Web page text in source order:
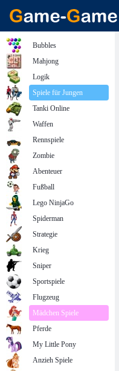
Bubbles
Mahjong
Logik
Spiele für Jungen
Tanki Online
Waffen
Rennspiele
Zombie
Abenteuer
Fußball
Lego NinjaGo
Spiderman
Strategie
Krieg
Sniper
Sportspiele
Flugzeug
Mädchen Spiele
Pferde
My Little Pony
Anzieh Spiele